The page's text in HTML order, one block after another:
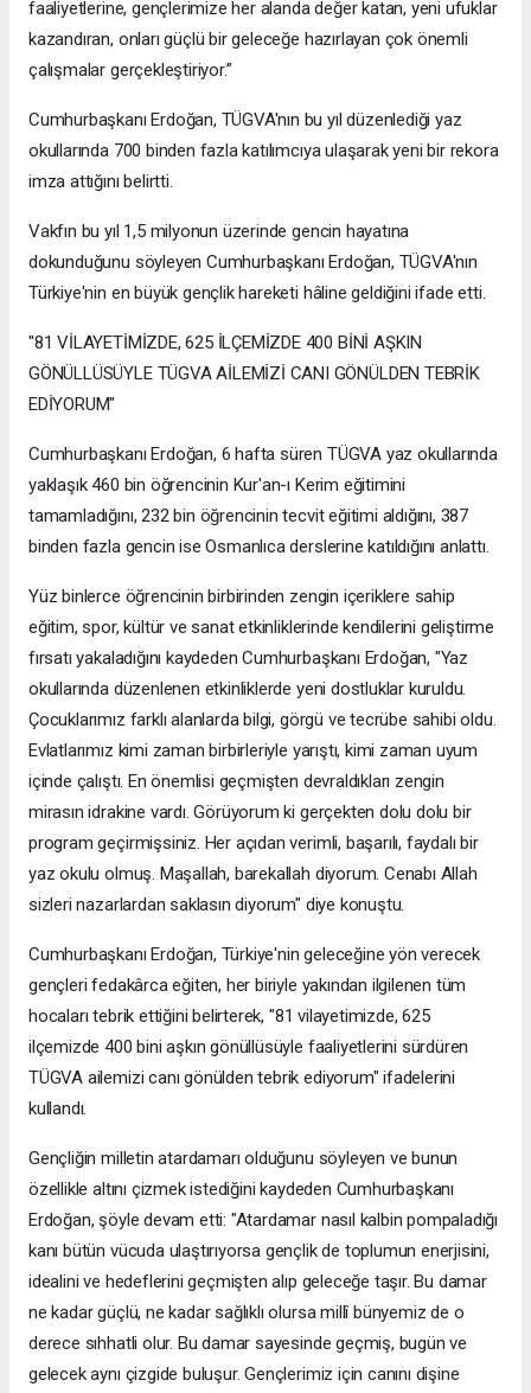
faaliyetlerine, gençlerimize her alanda değer katan, yeni ufuklar
kazandıran, onları güçlü bir geleceğe hazırlayan çok önemli
çalışmalar gerçekleştiriyor.”
Cumhurbaşkanı Erdoğan, TÜGVA'nın bu yıl düzenlediği yaz
okullarında 700 binden fazla katılımcıya ulaşarak yeni bir rekora
imza attığını belirtti.
Vakfın bu yıl 1,5 milyonun üzerinde gencin hayatına
dokunduğunu söyleyen Cumhurbaşkanı Erdoğan, TÜGVA'nın
Türkiye'nin en büyük gençlik hareketi hâline geldiğini ifade etti.
"81 VİLAYETİMİZDE, 625 İLÇEMİZDE 400 BİNİ AŞKIN
GÖNÜLLÜSÜYLE TÜGVA AİLEMİZİ CANI GÖNÜLDEN TEBRİK
EDİYORUM"
Cumhurbaşkanı Erdoğan, 6 hafta süren TÜGVA yaz okullarında
yaklaşık 460 bin öğrencinin Kur'an-ı Kerim eğitimini
tamamladığını, 232 bin öğrencinin tecvit eğitimi aldığını, 387
binden fazla gencin ise Osmanlıca derslerine katıldığını anlattı.
Yüz binlerce öğrencinin birbirinden zengin içeriklere sahip
eğitim, spor, kültür ve sanat etkinliklerinde kendilerini geliştirme
fırsatı yakaladığını kaydeden Cumhurbaşkanı Erdoğan, "Yaz
okullarında düzenlenen etkinliklerde yeni dostluklar kuruldu.
Çocuklarımız farklı alanlarda bilgi, görgü ve tecrübe sahibi oldu.
Evlatlarımız kimi zaman birbirleriyle yarıştı, kimi zaman uyum
içinde çalıştı. En önemlisi geçmişten devraldıkları zengin
mirasın idrakine vardı. Görüyorum ki gerçekten dolu dolu bir
program geçirmişsiniz. Her açıdan verimli, başarılı, faydalı bir
yaz okulu olmuş. Maşallah, barekallah diyorum. Cenabı Allah
sizleri nazarlardan saklasın diyorum" diye konuştu.
Cumhurbaşkanı Erdoğan, Türkiye'nin geleceğine yön verecek
gençleri fedakârca eğiten, her biriyle yakından ilgilenen tüm
hocaları tebrik ettiğini belirterek, "81 vilayetimizde, 625
ilçemizde 400 bini aşkın gönüllüsüyle faaliyetlerini sürdüren
TÜGVA ailemizi canı gönülden tebrik ediyorum" ifadelerini
kullandı.
Gençliğin milletin atardamarı olduğunu söyleyen ve bunun
özellikle altını çizmek istediğini kaydeden Cumhurbaşkanı
Erdoğan, şöyle devam etti: "Atardamar nasıl kalbin pompaladığı
kanı bütün vücuda ulaştırıyorsa gençlik de toplumun enerjisini,
idealini ve hedeflerini geçmişten alıp geleceğe taşır. Bu damar
ne kadar güçlü, ne kadar sağlıklı olursa millî bünyemiz de o
derece sıhhatli olur. Bu damar sayesinde geçmiş, bugün ve
gelecek aynı çizgide buluşur. Gençlerimiz için canını dişine